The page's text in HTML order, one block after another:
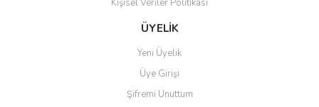
Kişisel Veriler Politikası
ÜYELİK
Yeni Üyelik
Üye Girişi
Şifremi Unuttum